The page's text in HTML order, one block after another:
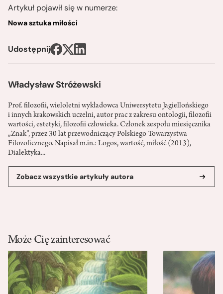
Władysław Stróżewski
Prof. filozofii, wieloletni wykładowca Uniwersytetu Jagiellońskiego
i innych krakowskich uczelni, autor prac z zakresu ontologii, filozofii
wartości, estetyki, filozofii człowieka. Członek zespołu miesięcznika
„Znak”, przez 30 lat przewodniczący Polskiego Towarzystwa
Filozoficznego. Napisał m.in.: Logos, wartość, miłość (2013),
Dialektyka...
Zobacz wszystkie artykuły autora
Artykuł pojawił się w numerze:
Nowa sztuka miłości
Udostępnij
Może Cię zainteresować